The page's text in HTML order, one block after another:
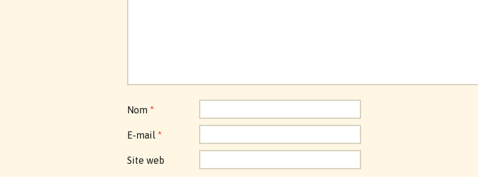
Nom *
E-mail *
Site web